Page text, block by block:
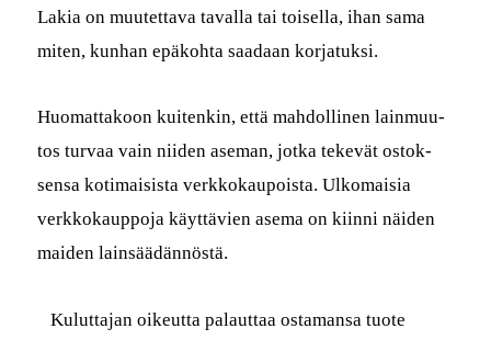
Lakia on muutet­ta­va taval­la tai toisel­la, ihan sama
miten, kun­han epäko­h­ta saadaan korjatuksi.
Huo­mat­takoon kuitenkin, että mah­dolli­nen lain­muu­
tos tur­vaa vain niiden ase­man, jot­ka tekevät ostok­
sen­sa koti­mai­sista verkkokaupoista. Ulko­maisia
verkkokaup­po­ja käyt­tävien ase­ma on kiin­ni näi­den
maid­en lainsäädännöstä.
Kulut­ta­jan oikeut­ta palaut­taa osta­mansa tuote